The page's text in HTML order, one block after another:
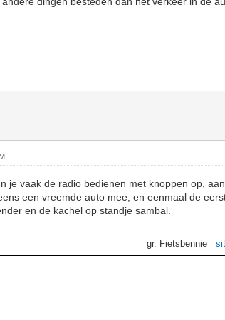
je vaak de radio bedienen met knoppen op,
een vreemde auto mee, en eenmaal de
en de kachel op standje sambal.
gr. Fietsbennie